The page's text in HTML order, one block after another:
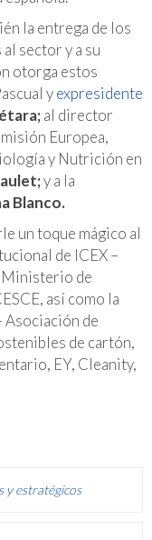
la entrega de los
sector y a su
otorga estos
yexpresidente
al director
Europea,
y Nutrición en
y a la
Blanco.
un toque mágico al
de ICEX –
Ministerio de
así como la
Asociación de
de cartón,
EY, Cleanity,
y estratégicos